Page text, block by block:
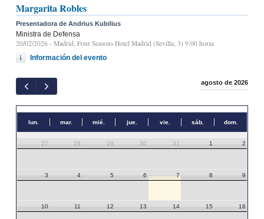
Margarita Robles
Presentadora de Andrius Kubilius
Ministra de Defensa
20/02/2026 - Madrid, Four Seasons Hotel Madrid (Sevilla, 3) 9:00 horas
Información del evento
agosto de 2026
lun. mar. mié. jue. vie. sáb. dom.
27 28 29 30 31 1 2
3 4 5 6 7 8 9
10 11 12 13 14 15 16